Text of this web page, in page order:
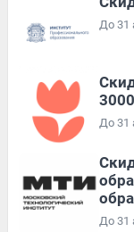
До 31
До 31
До 31